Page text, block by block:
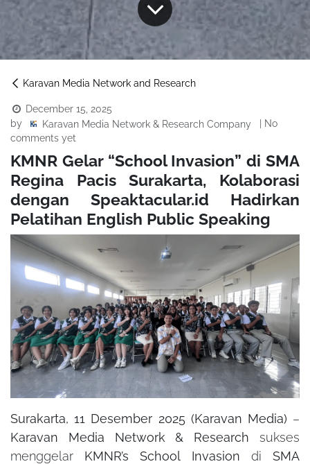
Karavan Media Network and Research
December 15, 2025
by
Karavan Media Network & Research Company
| No
comments yet
KMNR Gelar “School Invasion” di SMA
Regina Pacis Surakarta, Kolaborasi
dengan Speaktacular.id Hadirkan
Pelatihan English Public Speaking
Surakarta, 11 Desember 2025 (Karavan Media) –
Karavan Media Network & Research sukses
menggelar KMNR’s School Invasion diSMA